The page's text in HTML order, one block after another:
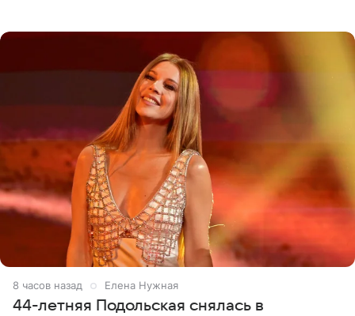
8 часов назад Елена Нужная
44-летняя Подольская снялась в